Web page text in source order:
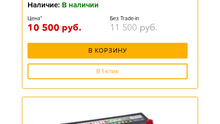
Наличие: В наличии
Цена*
10 500 руб.
Без Trade-in
11 500 руб.
В КОРЗИНУ
В 1 клик